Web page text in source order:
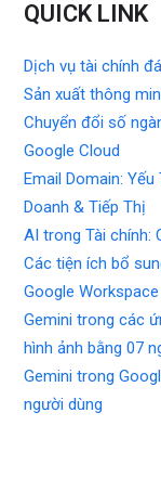
QUICK LINK
Dịch vụ tài chính
Sản xuất thông
Chuyển đổi số
Google Cloud
Email Domain:
Doanh & Tiếp Thị
AI trong Tài chính:
Các tiện ích bổ
Google Workspace
Gemini trong các
hình ảnh bằng 07
Gemini trong
người dùng